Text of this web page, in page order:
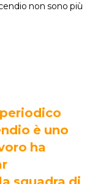
non sono più
è uno
ha